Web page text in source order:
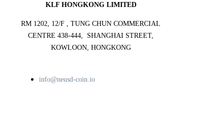
KLF HONGKONG LIMITED
RM 1202, 12/F , TUNG CHUN COMMERCIAL
CENTRE 438-444, SHANGHAI STREET,
KOWLOON, HONGKONG
info@neusd-coin.io